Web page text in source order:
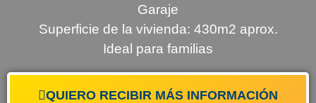
Garaje
Superficie de la vivienda: 430m2 aprox.
Ideal para familias
QUIERO RECIBIR MÁS INFORMACIÓN